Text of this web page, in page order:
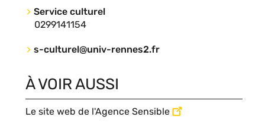
Contact
Nom
contact
Service culturel
Téléphone
0299141154
contact
s-culturel@univ-rennes2.fr
À VOIR AUSSI
Le site web de l'Agence Sensible